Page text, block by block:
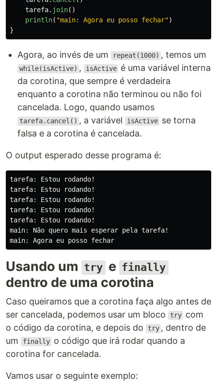
tarefa. join()
println( "main: Agora eu posso fechar")
}
Agora, ao invés de um repeat(1000) , temos um
while(isActive) , isActive é uma variável interna
da corotina, que sempre é verdadeira
enquanto a corotina não terminou ou não foi
cancelada. Logo, quando usamos
tarefa.cancel() , a variável isActive se torna
falsa e a corotina é cancelada.
O output esperado desse programa é:
tarefa: Estou rodando!
tarefa: Estou rodando!
tarefa: Estou rodando!
tarefa: Estou rodando!
tarefa: Estou rodando!
main: Não quero mais esperar pela tarefa!
Usando um try e finally
dentro de uma corotina
Caso queiramos que a corotina faça algo antes de
ser cancelada, podemos usar um bloco
try com
o código da corotina, e depois do
try , dentro de
um
finally o código que irá rodar quando a
corotina for cancelada.
Vamos usar o seguinte exemplo: